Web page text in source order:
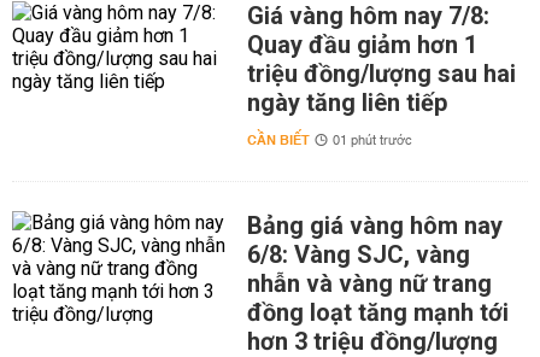
Giá vàng hôm nay 7/8:
Quay đầu giảm hơn 1
triệu đồng/lượng sau hai
ngày tăng liên tiếp
CẦN BIẾT 01 phút trước
Bảng giá vàng hôm nay
6/8: Vàng SJC, vàng
nhẫn và vàng nữ trang
đồng loạt tăng mạnh tới
hơn 3 triệu đồng/lượng